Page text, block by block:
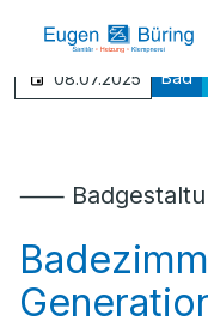
08.07.2025 Bad
⸺